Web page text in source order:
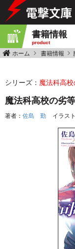
書籍情報
product
ホーム 書籍情報
シリーズ： 魔法科高
魔法科高校の劣
著者： 佐島 勤 イラス